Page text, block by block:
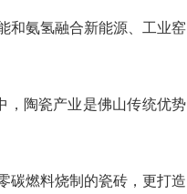
和氨氢融合新能源、工业窑
陶瓷产业是佛山传统优势
燃料烧制的瓷砖，更打造